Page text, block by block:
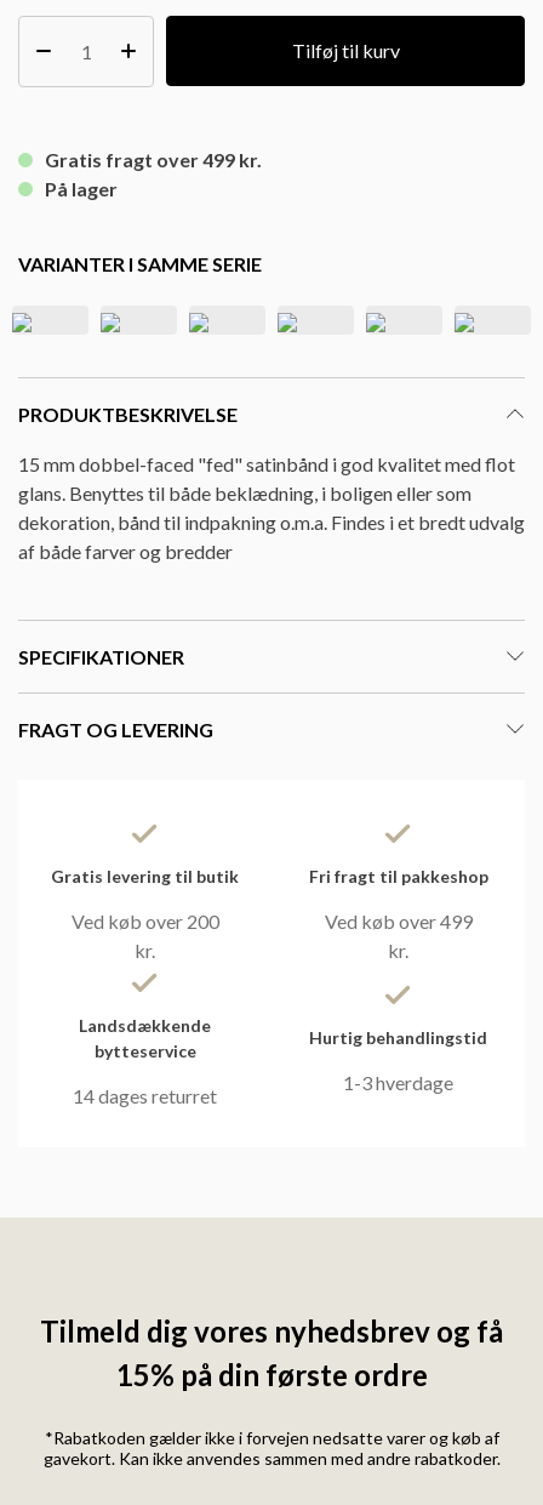
Tilføj til kurv
Gratis fragt over 499 kr.
På lager
VARIANTER I SAMME SERIE
PRODUKTBESKRIVELSE
15 mm dobbel-faced "fed" satinbånd i god kvalitet med flot
glans. Benyttes til både beklædning, i boligen eller som
dekoration, bånd til indpakning o.m.a. Findes i et bredt udvalg
af både farver og bredder
SPECIFIKATIONER
FRAGT OG LEVERING
Gratis levering til butik
Ved køb over 200
kr.
Fri fragt til pakkeshop
Ved køb over 499
kr.
Landsdækkende
bytteservice
14 dages returret
Hurtig behandlingstid
1-3 hverdage
Tilmeld dig vores nyhedsbrev og få
15% på din første ordre
*Rabatkoden gælder ikke i forvejen nedsatte varer og køb af
gavekort. Kan ikke anvendes sammen med andre rabatkoder.